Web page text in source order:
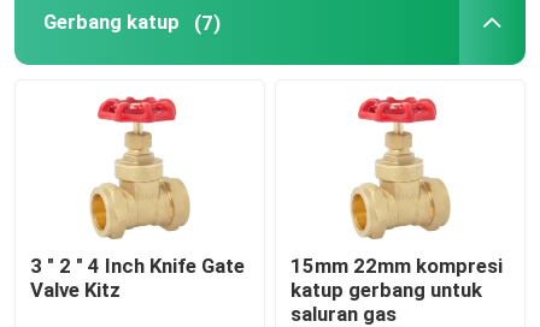
Gerbang katup (7)
3 " 2 " 4 Inch Knife Gate
Valve Kitz
15mm 22mm kompresi
katup gerbang untuk
saluran gas